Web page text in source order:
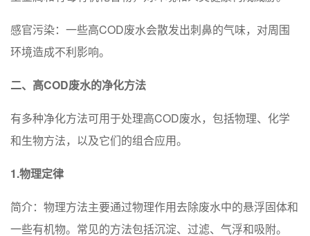
感官污染：一些高COD废水会散发出刺鼻的气味，对周围
环境造成不利影响。
二、高COD废水的净化方法
有多种净化方法可用于处理高COD废水，包括物理、化学
和生物方法，以及它们的组合应用。
1.物理定律
简介：物理方法主要通过物理作用去除废水中的悬浮固体和
一些有机物。常见的方法包括沉淀、过滤、气浮和吸附。